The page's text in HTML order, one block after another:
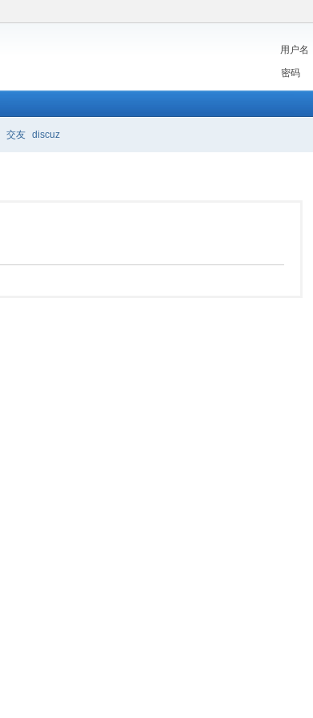
用户名
密码
交友 discuz